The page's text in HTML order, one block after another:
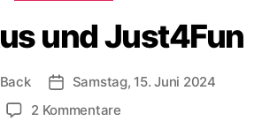
und Just4Fun
Veröffentlichungsdatum
Samstag, 15. Juni 2024
2 Kommentarezu